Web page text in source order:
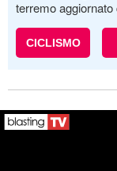
terremo
CICLISMO